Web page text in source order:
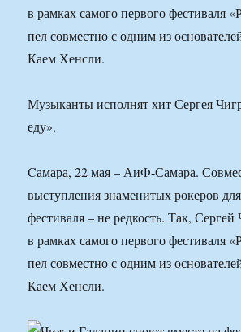
в рамках самого первого фестиваля
пел совместно с одним из
Каем Хенсли.
Музыканты исполнят хит Сергея
еду».
Cамара, 22 мая – АиФ-Самара.
выступления знаменитых рокеров
фестиваля – не редкость. Так,
в рамках самого первого фестиваля
пел совместно с одним из
Каем Хенсли.